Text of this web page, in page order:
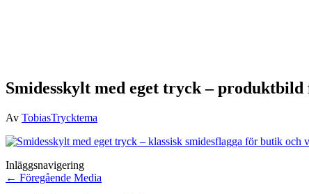
Smidesskylt med eget tryck –
Av TobiasTrycktema
Inläggsnavigering
← Föregående Media